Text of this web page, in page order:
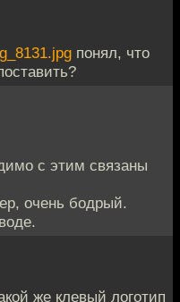
понял, что
с этим связаны
очень бодрый.
же клевый логотип